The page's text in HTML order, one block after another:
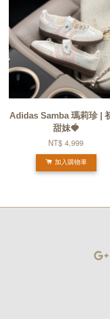
Adidas Samba 瑪莉珍 |
甜妹🍓
NT$ 4,999
加入購物車